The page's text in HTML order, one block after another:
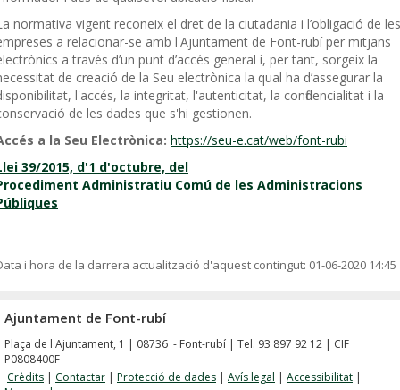
normativa vigent reconeix el dret de la ciutadania i l’obligació de les
a relacionar-se amb l'Ajuntament de Font-rubí per mitjans
a través d’un punt d’accés general i, per tant, sorgeix la
de creació de la Seu electrònica la qual ha d’assegurar la
l'accés, la integritat, l'autenticitat, la confidencialitat i la
de les dades que s'hi gestionen.
a la Seu Electrònica: https://seu-e.cat/web/font-rubi
39/2015, d'1 d'octubre, del
Administratiu Comú de les Administracions
i hora de la darrera actualització d'aquest contingut: 01-06-2020 14:45
Ajuntament de Font-rubí
Plaça de l'Ajuntament, 1 | 08736 - Font-rubí | Tel. 93 897 92 12 | CIF
P0808400F
Crèdits | Contactar | Protecció de dades | Avís legal | Accessibilitat |